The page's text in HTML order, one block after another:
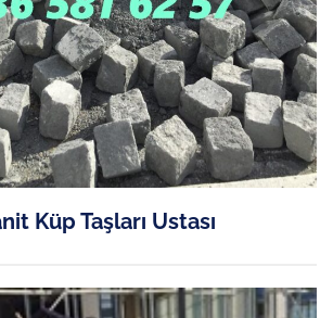
Küp Taşları Ustası